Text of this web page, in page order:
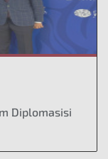
Diplomasisi